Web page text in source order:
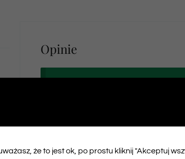
Opinie
Napisz pierwszą opinię o „Bilet na
że to jest ok, po prostu kliknij "Akceptuj